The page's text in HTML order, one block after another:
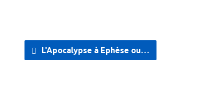
L'Apocalypse à Ephèse ou…